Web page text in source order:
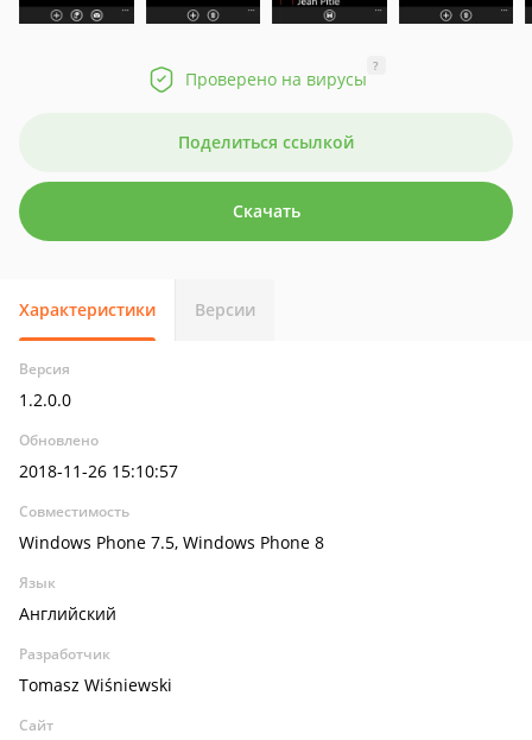
Проверено на вирусы
?
Поделиться ссылкой
Скачать
Характеристики Версии
Версия
1.2.0.0
Обновлено
2018-11-26 15:10:57
Совместимость
Windows Phone 7.5, Windows Phone 8
Язык
Английский
Разработчик
Tomasz Wiśniewski
Сайт